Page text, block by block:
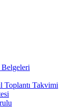
Toplantı Takvimi